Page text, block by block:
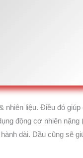
liệu. Điều đó
động cơ nhiên
dài. Dầu cũng sẽ